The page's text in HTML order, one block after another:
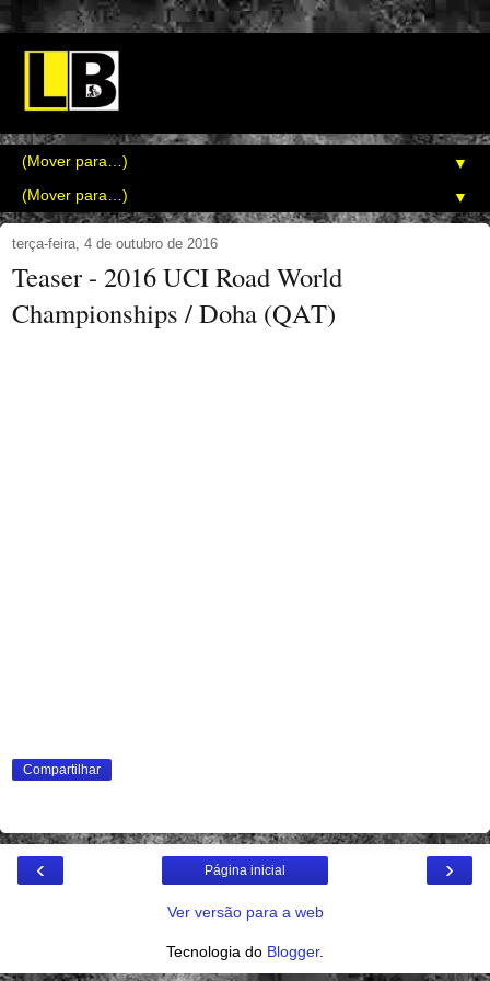
▼
▼
terça-feira, 4 de outubro de 2016
Teaser - 2016 UCI Road World
Championships / Doha (QAT)
Compartilhar
‹ ›
Página inicial
Ver versão para a web
Tecnologia do Blogger.